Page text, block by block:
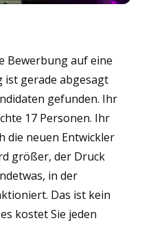
Bewerbung auf eine
ist gerade abgesagt
gefunden. Ihr
17 Personen. Ihr
die neuen Entwickler
größer, der Druck
in der
Das ist kein
kostet Sie jeden